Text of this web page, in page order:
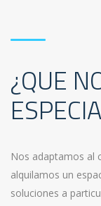
¿QUE
Nos adaptamos al
alquilamos un
soluciones a